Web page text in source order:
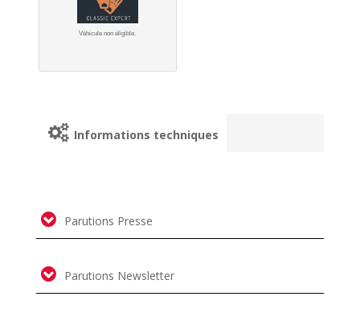
Véhicule non éligible.
Informations techniques
Parutions Presse
Parutions Newsletter